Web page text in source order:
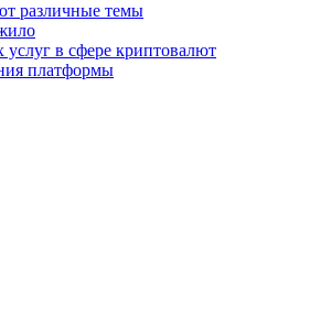
различные темы
в сфере криптовалют
платформы